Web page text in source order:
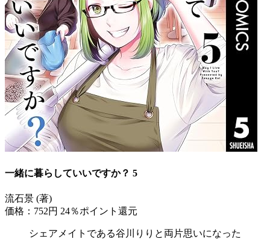
一緒に暮らしていいですか？ 5
流石景 (著)
価格：752円 24％ポイント還元
シェアメイトである谷川りりと両片思いになった